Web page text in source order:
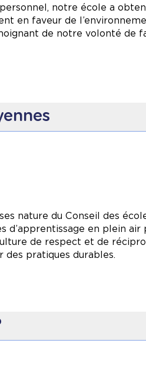
notre école a
en faveur de
de notre volonté de
pour développer la
nos espaces verts qui
et à bâtir un
nature du Conseil des
d’apprentissage en plein
de respect et de
des pratiques durables.